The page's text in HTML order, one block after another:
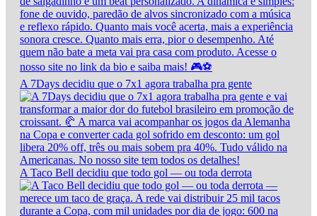
A 7Days decidiu que o 7x1 agora trabalha pra gente
A Taco Bell decidiu que todo gol — ou toda derrota